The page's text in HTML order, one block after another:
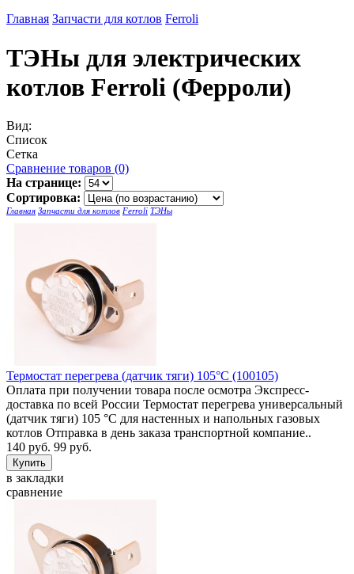
Главная Запчасти для котлов Ferroli
ТЭНы для электрических
котлов Ferroli (Ферроли)
Вид:
Список
Сетка
Сравнение товаров (0)
На странице:
Сортировка:
Главная Запчасти для котлов Ferroli ТЭНы
Термостат перегрева (датчик тяги) 105°C (100105)
Оплата при получении товара после осмотра Экспресс-
доставка по всей России Термостат перегрева универсальный
(датчик тяги) 105 °C для настенных и напольных газовых
котлов Отправка в день заказа транспортной компание..
140 руб. 99 руб.
в закладки
сравнение